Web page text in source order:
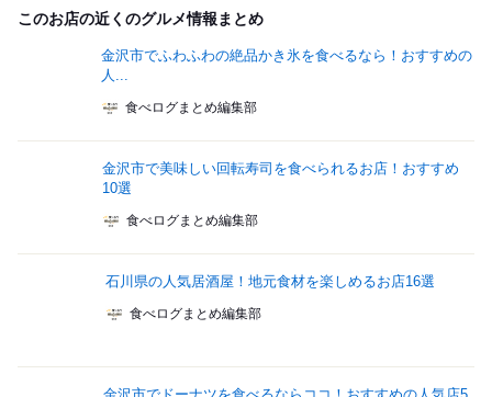
このお店の近くのグルメ情報まとめ
金沢市でふわふわの絶品かき氷を食べるなら！おすすめの
人...
食べログまとめ編集部
金沢市で美味しい回転寿司を食べられるお店！おすすめ
10選
食べログまとめ編集部
石川県の人気居酒屋！地元食材を楽しめるお店16選
食べログまとめ編集部